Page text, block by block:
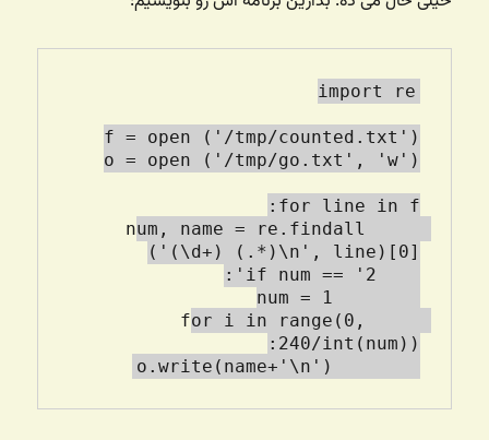
    num, name = re.findall
    for i in range(0,